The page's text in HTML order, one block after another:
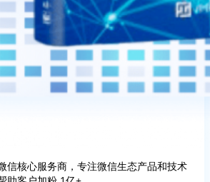
信核心服务商，专注微信生态产品和技术